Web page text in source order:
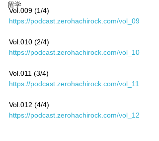
留学
Vol.009 (1/4)
https://podcast.zerohachirock.com/vol_09
Vol.010 (2/4)
https://podcast.zerohachirock.com/vol_10
Vol.011 (3/4)
https://podcast.zerohachirock.com/vol_11
Vol.012 (4/4)
https://podcast.zerohachirock.com/vol_12